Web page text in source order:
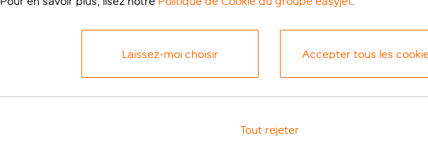
Laissez-moi choisir Accepter tous les
Tout rejeter